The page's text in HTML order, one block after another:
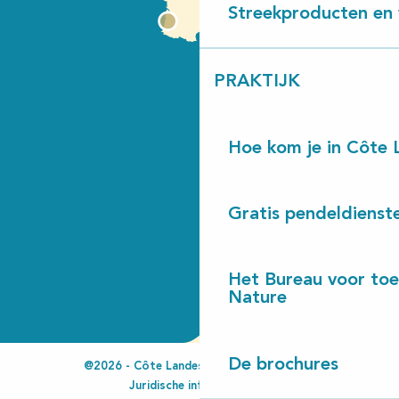
Streekproducten en
PRAKTIJK
Hoe kom je in Côte
Gratis
Het Bureau voor
Nature
De brochures
@2026 - Côte Landes Nature Tourisme
Juridische informatie